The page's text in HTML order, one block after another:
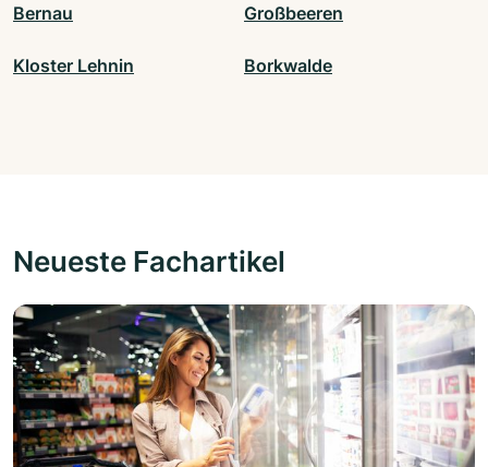
Bernau Großbeeren
Kloster Lehnin Borkwalde
Neueste Fachartikel